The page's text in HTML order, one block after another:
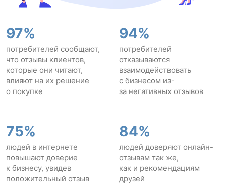
97%
потребителей сообщают,
что отзывы клиентов,
которые они читают,
влияют на их решение
о покупке
75%
людей в интернете
повышают доверие
к бизнесу, увидев
положительный отзыв
94%
потребителей
отказываются
взаимодействовать
с бизнесом из-
за негативных отзывов
84%
людей доверяют онлайн-
отзывам так же,
как и рекомендациям
друзей